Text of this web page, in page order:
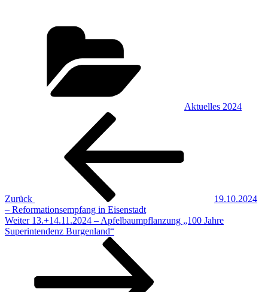
Aktuelles 2024
Beitragsnavigation
Zurück
19.10.2024
– Reformationsempfang in Eisenstadt
Nächster
Beitrag
Weiter 13.+14.11.2024 – Apfelbaumpflanzung „100 Jahre
Superintendenz Burgenland“